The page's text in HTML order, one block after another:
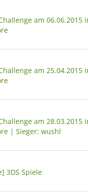
am 06.06.2015
am 25.04.2015
am 28.03.2015
| Sieger: wushl
3DS Spiele